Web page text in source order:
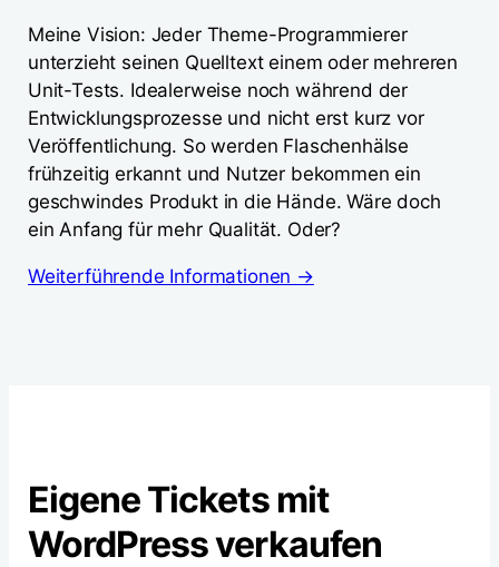
Meine Vision: Jeder Theme-Programmierer
unterzieht seinen Quelltext einem oder mehreren
Unit-Tests. Idealerweise noch während der
Entwicklungsprozesse und nicht erst kurz vor
Veröffentlichung. So werden Flaschenhälse
frühzeitig erkannt und Nutzer bekommen ein
geschwindes Produkt in die Hände. Wäre doch
ein Anfang für mehr Qualität. Oder?
Weiterführende Informationen →
Eigene Tickets mit
WordPress verkaufen